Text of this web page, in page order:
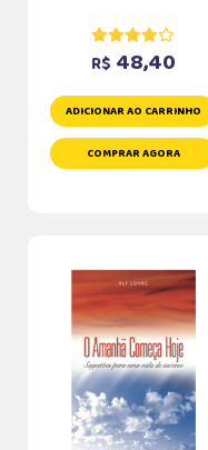
R$ 48,40
ADICIONAR AO CARRINHO
COMPRAR AGORA